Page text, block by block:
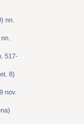
nn.
517-
8)
nov.